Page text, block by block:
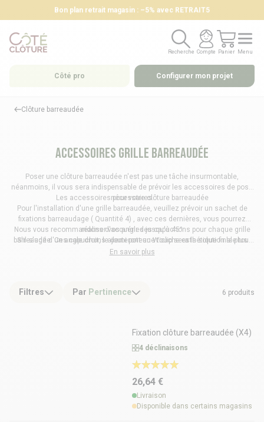
Bon plan retrait magasin : –5% avec RETRAIT5
Recherche
Recherche
Compte
Compte
Panier
Panier
Menu
Menu
Côté pro Configurer mon projet
Clôture barreaudée
Accessoires grille barreaudée
Poser une clôture barreaudée n'est pas une tâche insurmontable,
néanmoins, il vous sera indispensable de prévoir les accessoires de pose
nécessaires.
Les accessoires pour votre clôture barreaudée
Pour l'installation d'une grille barreaudée, veuillez prévoir un sachet de
fixations barreaudage ( Quantité 4) , avec ces dernières, vous pourrez
réaliser vos angles jusqu'à 45°
S'il s'agit d'un angle droit, le demi poteau Wiclip sera la solution la plus
adaptée.
Nous vous recommandons d'acquérir des capuchons pour chaque grille
barreaudée. Ces capuchons ajouteront une touche esthétique finale tout
en empêchant l'infiltration d'eau.
En savoir plus
Filtres Par Pertinence 6 produits
Fixation clôture barreaudée (X4)
4 déclinaisons
26,64 €
Livraison
Disponible dans certains magasins